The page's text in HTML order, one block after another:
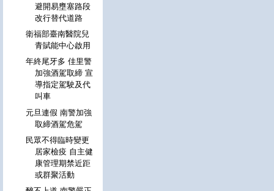
避開易壅塞路段
改行替代道路
衛福部臺南醫院兒
青賦能中心啟用
年終尾牙多 佳里警
加強酒駕取締 宣
導指定駕駛及代
叫車
元旦連假 南警加強
取締酒駕危駕
民眾不得臨時變更
居家檢疫 自主健
康管理期禁近距
或群聚活動